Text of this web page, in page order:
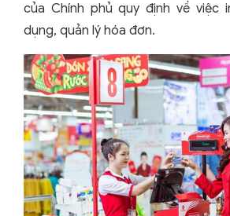
của Chính phủ quy định về việc
dụng, quản lý hóa đơn.